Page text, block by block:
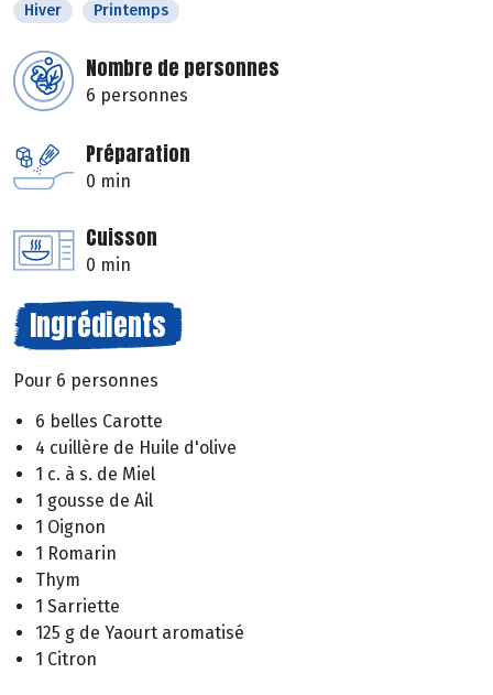
Hiver
Printemps
Nombre de personnes
6 personnes
Préparation
0 min
Cuisson
0 min
Ingrédients
Pour 6 personnes
6 belles Carotte
4 cuillère de Huile d'olive
1 c. à s. de Miel
1 gousse de Ail
1 Oignon
1 Romarin
Thym
1 Sarriette
125 g de Yaourt aromatisé
1 Citron